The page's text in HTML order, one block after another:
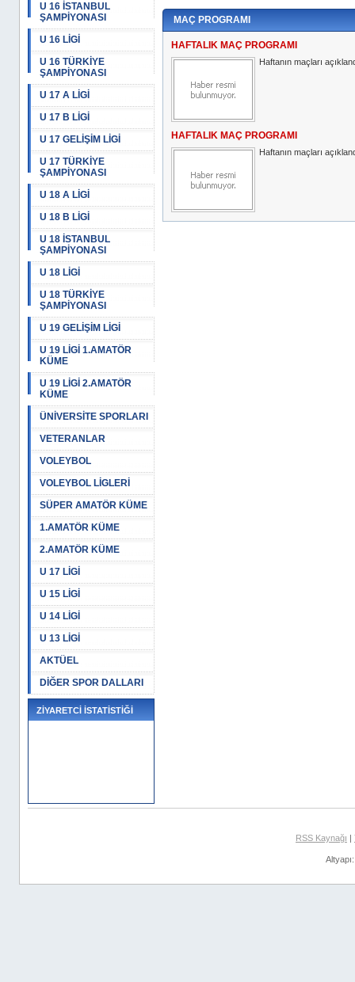
U 16 İSTANBUL
ŞAMPİYONASI
U 16 LİGİ
U 16 TÜRKİYE
ŞAMPİYONASI
U 17 A LİGİ
U 17 B LİGİ
U 17 GELİŞİM LİGİ
U 17 TÜRKİYE
ŞAMPİYONASI
U 18 A LİGİ
U 18 B LİGİ
U 18 İSTANBUL
ŞAMPİYONASI
U 18 LİGİ
U 18 TÜRKİYE
ŞAMPİYONASI
U 19 GELİŞİM LİGİ
U 19 LİGİ 1.AMATÖR
KÜME
U 19 LİGİ 2.AMATÖR
KÜME
ÜNİVERSİTE SPORLARI
VETERANLAR
VOLEYBOL
VOLEYBOL LİGLERİ
SÜPER AMATÖR KÜME
1.AMATÖR KÜME
2.AMATÖR KÜME
U 17 LİGİ
U 15 LİGİ
U 14 LİGİ
U 13 LİGİ
AKTÜEL
DİĞER SPOR DALLARI
ZİYARETCİ İSTATİSTİĞİ
MAÇ PROGRAMI
HAFTALIK MAÇ PROGRAMI
Haftanın maçları
HAFTALIK MAÇ PROGRAMI
Haftanın maçları
RSS Kaynağı |